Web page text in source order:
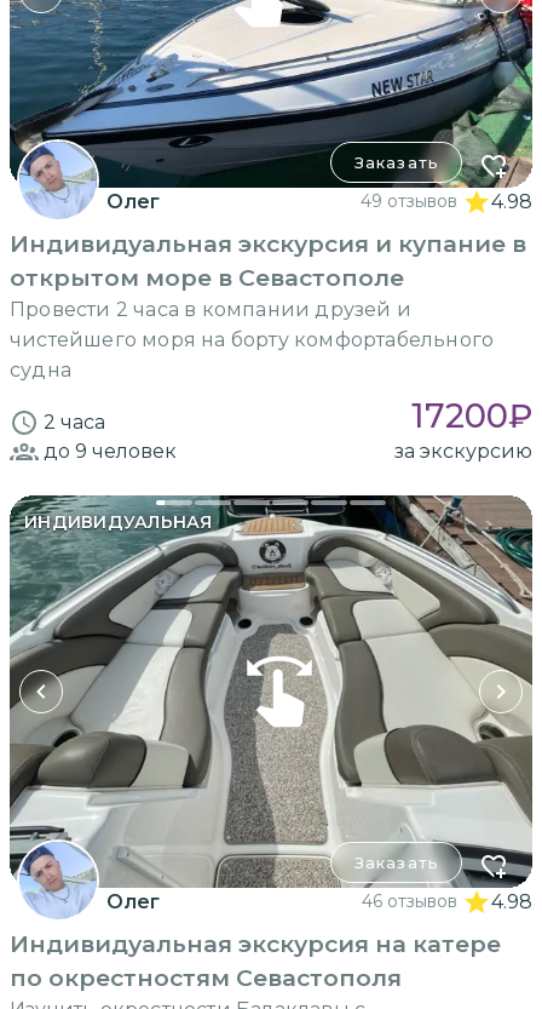
Заказать
Олег 49 отзывов 4.98
Индивидуальная экскурсия и купание в
открытом море в Севастополе
Провести 2 часа в компании друзей и
чистейшего моря на борту комфортабельного
судна
2 часа 17200₽
до 9 человек за экскурсию
ИНДИВИДУАЛЬНАЯ
Заказать
Олег 46 отзывов 4.98
Индивидуальная экскурсия на катере
по окрестностям Севастополя